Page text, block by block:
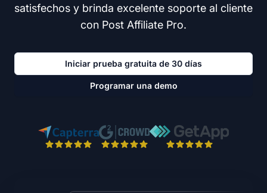
satisfechos y brinda excelente soporte al cliente
con Post Affiliate Pro.
Iniciar prueba gratuita de 30 días
Programar una demo